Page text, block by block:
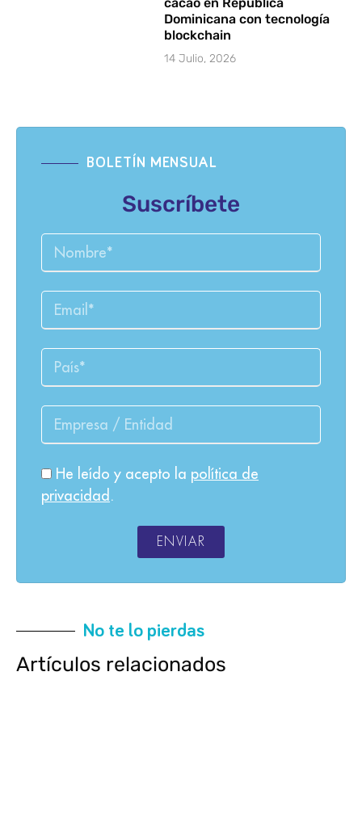
Dominicana con tecnología
blockchain
14 Julio, 2026
BOLETÍN MENSUAL
Suscríbete
He leído y acepto la política de
privacidad .
ENVIAR
No te lo pierdas
Artículos relacionados